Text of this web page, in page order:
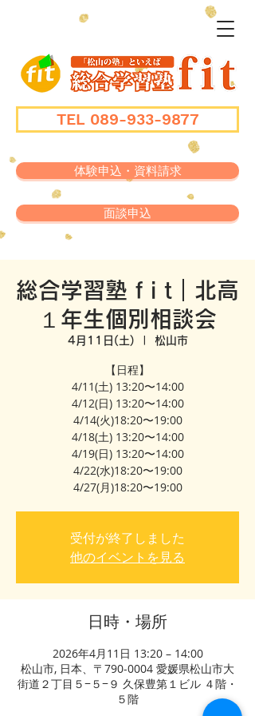
TEL 089-933-9877
体験申込・資料請求
面談申込
総合学習塾 f i t｜北高
１年生個別相談会
4月11日(土) 松山市
【日程】
4/11(土) 13:20〜14:00
4/12(日) 13:20〜14:00
4/14(火)18:20〜19:00
4/18(土) 13:20〜14:00
4/19(日) 13:20〜14:00
4/22(水)18:20〜19:00
4/27(月)18:20〜19:00
受付が終了しました
他のイベントを見る
日時・場所
2026年4月11日 13:20 – 14:00
松山市, 日本、〒790-0004 愛媛県松山市大
街道２丁目５−５−９ 久保豊第１ビル ４階・
５階